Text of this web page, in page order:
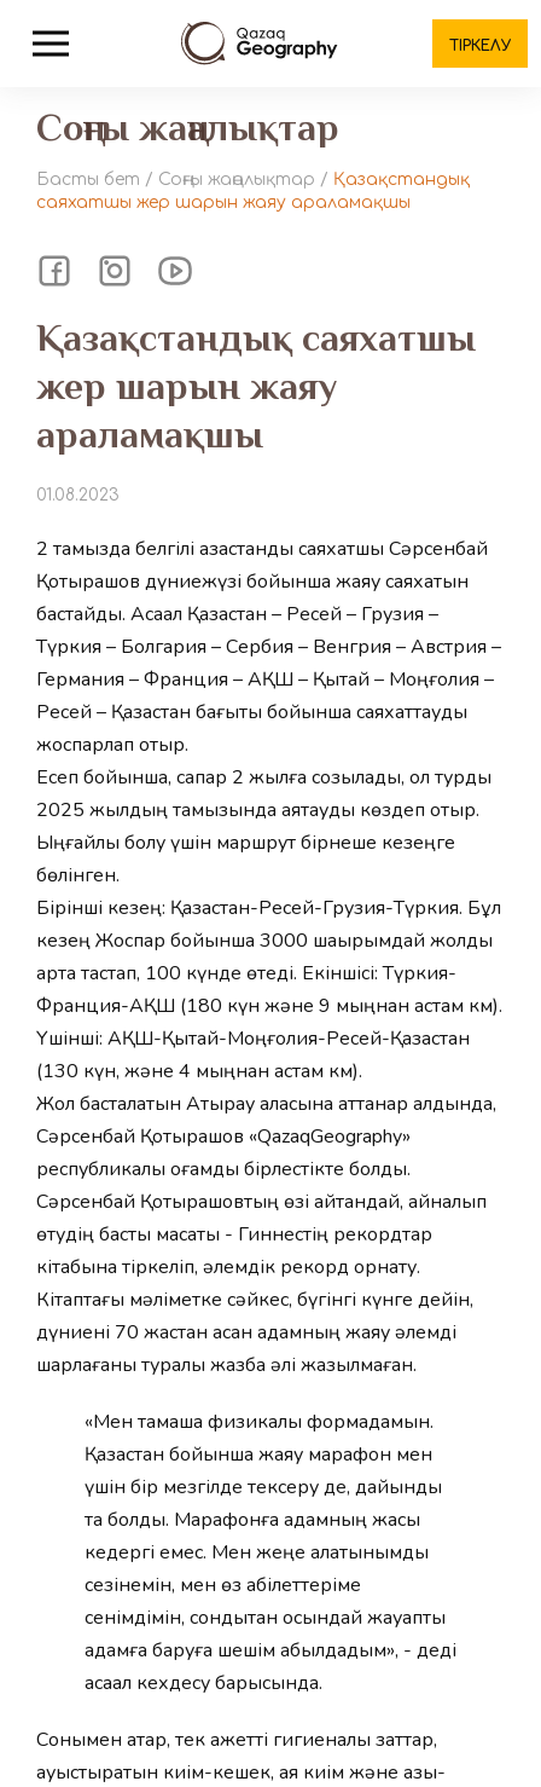
ТІРКЕЛУ
Соңғы жаңалықтар
Басты бет / Соңғы жаңалықтар / Қазақстандық
саяхатшы жер шарын жаяу араламақшы
Қазақстандық саяхатшы
жер шарын жаяу
араламақшы
01.08.2023
2 тамызда белгілі қазақстандық саяхатшы Сәрсенбай
Қотырашов дүниежүзі бойынша жаяу саяхатын
бастайды. Ақсақал Қазақстан – Ресей – Грузия –
Түркия – Болгария – Сербия – Венгрия – Австрия –
Германия – Франция – АҚШ – Қытай – Моңғолия –
Ресей – Қазақстан бағыты бойынша саяхаттауды
жоспарлап отыр.
Есеп бойынша, сапар 2 жылға созылады, ол турды
2025 жылдың тамызында аяқтауды көздеп отыр.
Ыңғайлы болу үшін маршрут бірнеше кезеңге
бөлінген.
Бірінші кезең: Қазақстан-Ресей-Грузия-Түркия. Бұл
кезең Жоспар бойынша 3000 шақырымдай жолды
артқа тастап, 100 күнде өтеді. Екіншісі: Түркия-
Франция-АҚШ (180 күн және 9 мыңнан астам км).
Үшінші: АҚШ-Қытай-Моңғолия-Ресей-Қазақстан
(130 күн, және 4 мыңнан астам км).
Жол басталатын Атырау қаласына аттанар алдында,
Сәрсенбай Қотырашов «QazaqGeography»
республикалық қоғамдық бірлестікте болды.
Сәрсенбай Қотырашовтың өзі айтқандай, айналып
өтудің басты мақсаты - Гиннестің рекордтар
кітабына тіркеліп, әлемдік рекорд орнату.
Кітаптағы мәліметке сәйкес, бүгінгі күнге дейін,
дүниені 70 жастан асқан адамның жаяу әлемді
шарлағаны туралы жазба әлі жазылмаған.
«Мен тамаша физикалық формадамын.
Қазақстан бойынша жаяу марафон мен
үшін бір мезгілде тексеру де, дайындық
та болды. Марафонға адамның жасы
кедергі емес. Мен жеңе алатынымды
сезінемін, мен өз қабілеттеріме
сенімдімін, сондықтан осындай жауапты
қадамға баруға шешім қабылдадым», - деді
ақсақал кехдесу барысында.
Сонымен қатар, тек қажетті гигиеналық заттар,
ауыстыратын киім-кешек, аяқ киім және азық-